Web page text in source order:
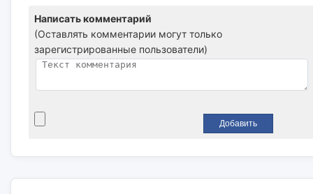
Написать комментарий
(Оставлять комментарии могут только
зарегистрированные пользователи)